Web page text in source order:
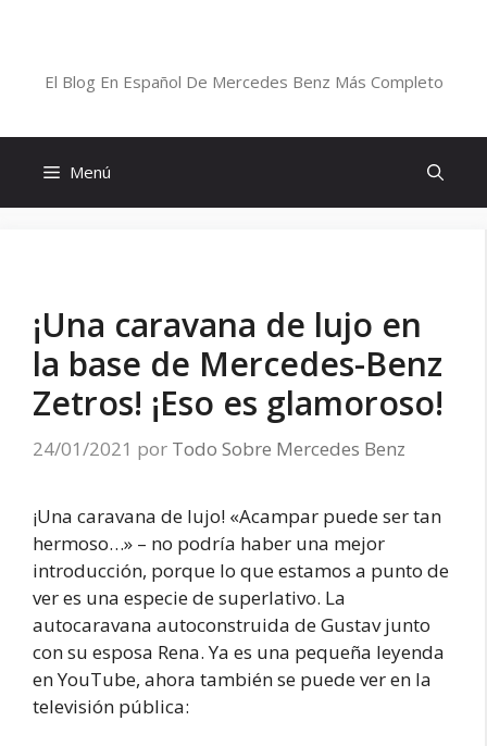
El Blog En Español De Mercedes Benz Más Completo
Menú
¡Una caravana de lujo en
la base de Mercedes-Benz
Zetros! ¡Eso es glamoroso!
24/01/2021 por Todo Sobre Mercedes Benz
¡Una caravana de lujo! «Acampar puede ser tan
hermoso…» – no podría haber una mejor
introducción, porque lo que estamos a punto de
ver es una especie de superlativo. La
autocaravana autoconstruida de Gustav junto
con su esposa Rena. Ya es una pequeña leyenda
en YouTube, ahora también se puede ver en la
televisión pública: